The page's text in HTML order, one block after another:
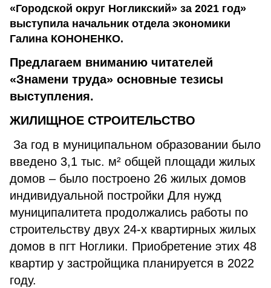
«Городской округ Ногликский» за 2021 год»
выступила начальник отдела экономики
Галина КОНОНЕНКО.
Предлагаем вниманию читателей
«Знамени труда» основные тезисы
выступления.
ЖИЛИЩНОЕ СТРОИТЕЛЬСТВО
За год в муниципальном образовании было
введено 3,1 тыс. м² общей площади жилых
домов – было построено 26 жилых домов
индивидуальной постройки Для нужд
муниципалитета продолжались работы по
строительству двух 24-х квартирных жилых
домов в пгт Ноглики. Приобретение этих 48
квартир у застройщика планируется в 2022
году.